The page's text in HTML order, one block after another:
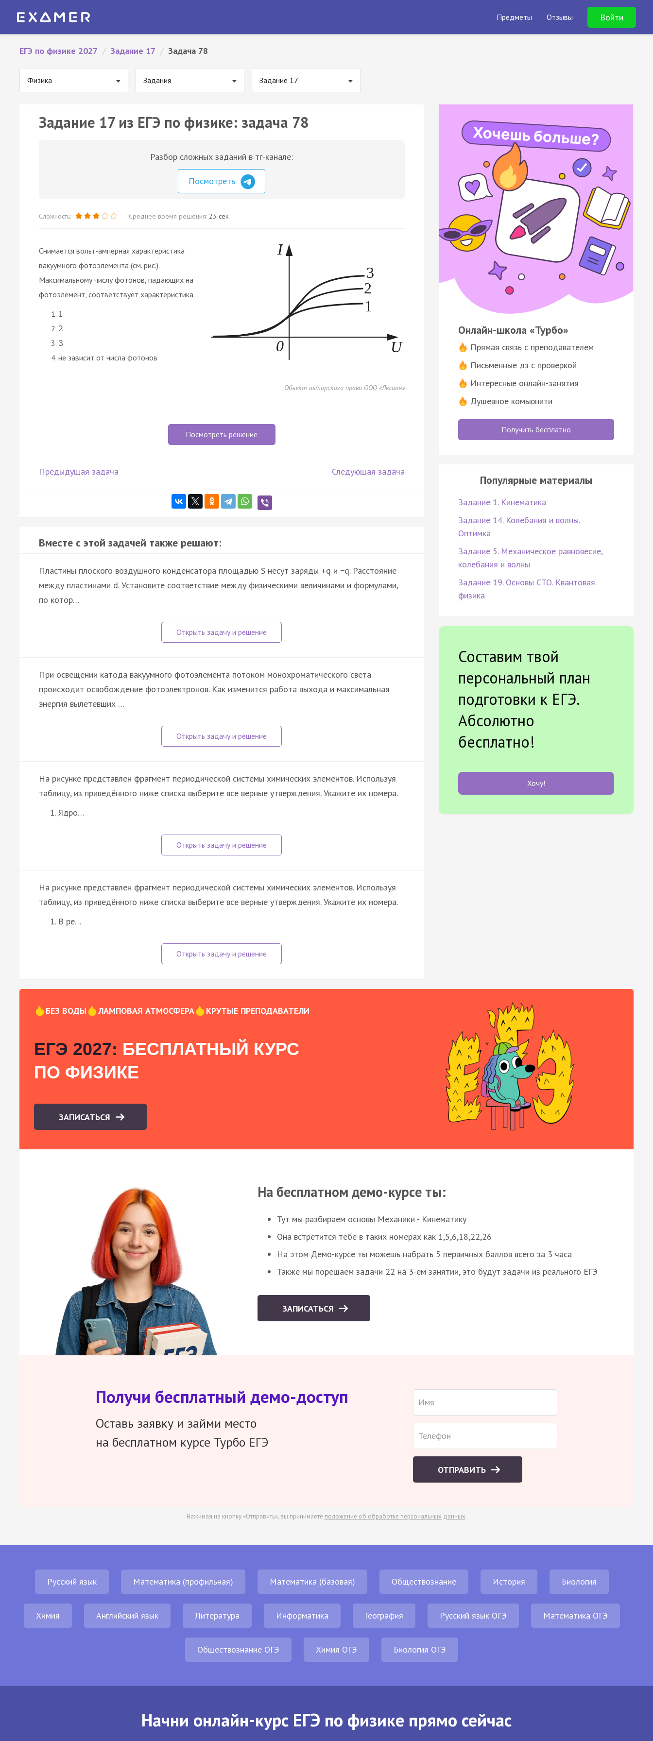
Предметы Отзывы Войти
ЕГЭ по физике 2027 / Задание 17 / Задача 78
Физика Задания Задание 17
Задание 17 из ЕГЭ по физике: задача 78
Разбор сложных заданий в тг-канале:
Посмотреть
Сложность: Среднее время решения: 23 сек.
Снимается вольт-амперная характеристика
вакуумного фотоэлемента (см. рис.).
Максимальному числу фотонов, падающих на
фотоэлемент, соответствует характеристика...
1
2
3
не зависит от числа фотонов
Объект авторского права ООО «Легион»
Посмотреть решение
Предыдущая задача Следующая задача
Вместе с этой задачей также решают:
Пластины плоского воздушного конденсатора площадью S несут заряды +q и −q. Расстояние
между пластинами d. Установите соответствие между физическими величинами и формулами,
по котор…
При освещении катода вакуумного фотоэлемента потоком монохроматического света
происходит освобождение фотоэлектронов. Как изменится работа выхода и максимальная
энергия вылетевших …
На рисунке представлен фрагмент периодической системы химических элементов. Используя
таблицу, из приведённого ниже списка выберите все верные утверждения. Укажите их номера.
Ядро…
На рисунке представлен фрагмент периодической системы химических элементов. Используя
таблицу, из приведённого ниже списка выберите все верные утверждения. Укажите их номера.
В ре…
Онлайн-школа «Турбо»
Прямая связь с преподавателем
Письменные дз с проверкой
Интересные онлайн-занятия
Душевное комьюнити
Получить бесплатно
Популярные материалы
Задание 1. Кинематика
Задание 14. Колебания и волны.
Оптимка
Задание 5. Механическое равновесие,
колебания и волны
Задание 19. Основы СТО. Квантовая
физика
Составим твой
персональный план
подготовки к ЕГЭ.
Абсолютно
бесплатно!
Хочу!
БЕЗ ВОДЫ ЛАМПОВАЯ АТМОСФЕРА КРУТЫЕ ПРЕПОДАВАТЕЛИ
ЕГЭ 2027: БЕСПЛАТНЫЙ КУРС
ПО ФИЗИКЕ
ЗАПИСАТЬСЯ
На бесплатном демо-курсе ты:
Тут мы разбираем основы Механики - Кинематику
Она встретится тебе в таких номерах как 1,5,6,18,22,26
На этом Демо-курсе ты можешь набрать 5 первичных баллов всего за 3 часа
Также мы порешаем задачи 22 на 3-ем занятии, это будут задачи из реального ЕГЭ
ЗАПИСАТЬСЯ
Получи бесплатный демо-доступ
Оставь заявку и займи место
на бесплатном курсе Турбо ЕГЭ
ОТПРАВИТЬ
Нажимая на кнопку «Отправить», вы принимаете положение об обработке персональных данных.
Русский язык Математика (профильная) Математика (базовая) Обществознание История Биология
Химия Английский язык Литература Информатика География Русский язык ОГЭ Математика ОГЭ
Обществознание ОГЭ Химия ОГЭ Биология ОГЭ
Начни онлайн-курс ЕГЭ по физике прямо сейчас